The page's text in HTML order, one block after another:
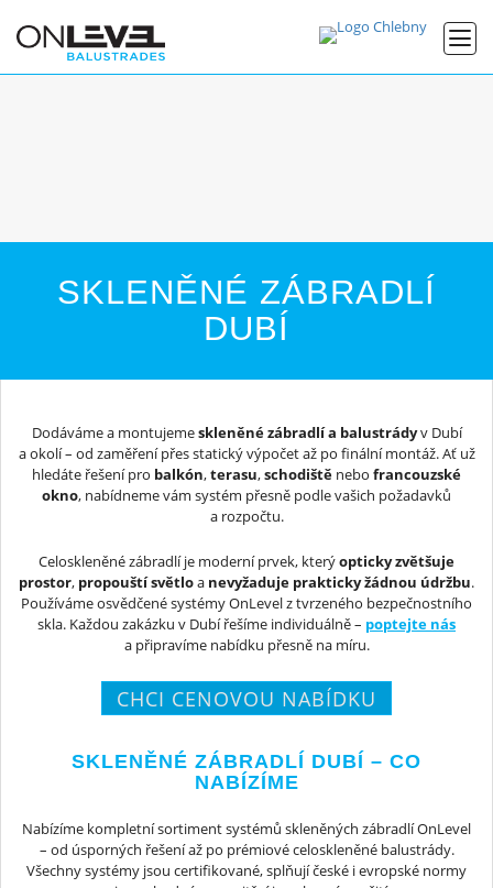
SKLENĚNÉ ZÁBRADLÍ
DUBÍ
Dodáváme a montujemeskleněné zábradlí a balustrádyv Dubí
a okolí – od zaměření přes statický výpočet až po finální montáž. Ať už
hledáte řešení pro balkón,terasu,schodiště nebo francouzské
okno, nabídneme vám systém přesně podle vašich požadavků
a rozpočtu.
Celoskleněné zábradlí je moderní prvek, kterýopticky zvětšuje
prostor, propouští světloa nevyžaduje prakticky žádnou údržbu.
Používáme osvědčené systémy OnLevel z tvrzeného bezpečnostního
skla. Každou zakázku v Dubí řešíme individuálně – poptejte nás
a připravíme nabídku přesně na míru.
CHCI CENOVOU NABÍDKU
SKLENĚNÉ ZÁBRADLÍ DUBÍ – CO
NABÍZÍME
Nabízíme kompletní sortiment systémů skleněných zábradlí OnLevel
– od úsporných řešení až po prémiové celoskleněné balustrády.
Všechny systémy jsou certifikované, splňují české i evropské normy